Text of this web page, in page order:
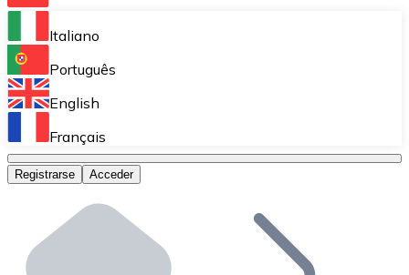
Bitnovo Ramp
Integra nuestra solución en tu plataforma.
Bitnovo Giftcards
Bitnovo OTC
Bitnovo ATM
Integra un ATM Bitnovo en tu negocio y permite que
Italiano
Português
English
Français
Registrarse Acceder